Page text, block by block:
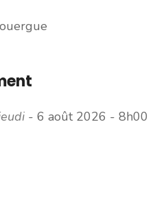
- 6 août 2026 - 8h00